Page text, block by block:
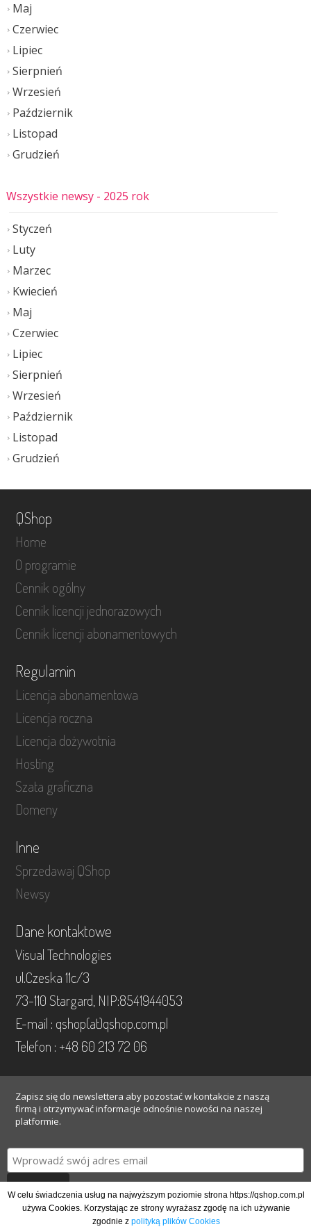
W celu świadczenia usług na najwyższym poziomie strona https://qshop.com.pl
używa Cookies. Korzystając ze strony wyrażasz zgodę na ich używanie
zgodnie z polityką plików Cookies
Maj
Czerwiec
Lipiec
Sierpnień
Wrzesień
Październik
Listopad
Grudzień
Wszystkie newsy - 2025 rok
Styczeń
Luty
Marzec
Kwiecień
Maj
Czerwiec
Lipiec
Sierpnień
Wrzesień
Październik
Listopad
Grudzień
QShop
Home
O programie
Cennik ogólny
Cennik licencji jednorazowych
Cennik licencji abonamentowych
Regulamin
Licencja abonamentowa
Licencja roczna
Licencja dożywotnia
Hosting
Szata graficzna
Domeny
Inne
Sprzedawaj QShop
Newsy
Dane kontaktowe
Visual Technologies
ul.Czeska 11c/3
73-110 Stargard, NIP:8541944053
E-mail : qshop(at)qshop.com.pl
Telefon : +48 60 213 72 06
Zapisz się do newslettera aby pozostać w kontakcie z naszą
firmą i otrzymywać informacje odnośnie nowości na naszej
platformie.
Gotowe